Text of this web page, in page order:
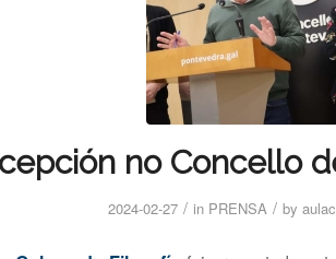
no Concello
2024-02-27 / in PRENSA / by